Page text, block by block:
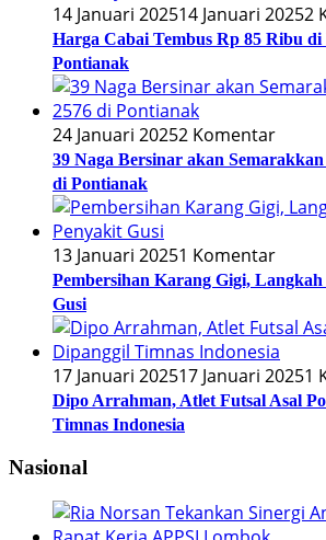
14 Januari 202514 Januari 20252
Harga Cabai Tembus Rp 85 Ribu di
Pontianak
24 Januari 20252 Komentar
39 Naga Bersinar akan
di Pontianak
13 Januari 20251 Komentar
Pembersihan Karang Gigi,
Gusi
17 Januari 202517 Januari 20251
Dipo Arrahman, Atlet Futsal Asal
Timnas Indonesia
Nasional